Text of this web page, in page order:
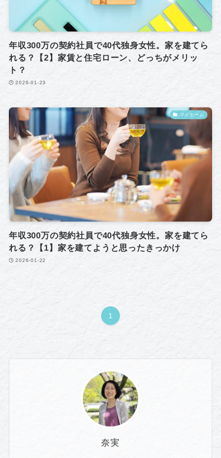
年収300万の契約社員で40代独身女性。家を建てら
れる？【2】家賃と住宅ローン、どっちがメリッ
ト？
2026-01-23
マイホーム
年収300万の契約社員で40代独身女性。家を建てら
れる？【1】家を建てようと思ったきっかけ
2026-01-22
1
奈実